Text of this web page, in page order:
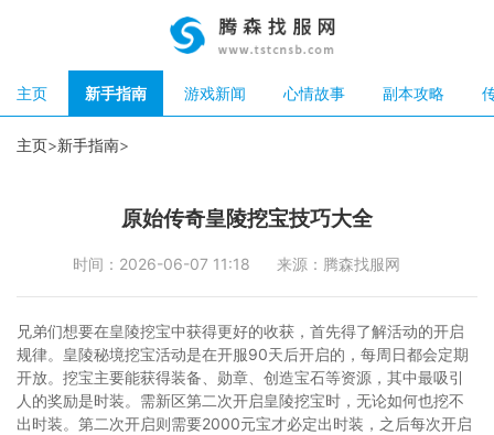
主页 新手指南 游戏新闻 心情故事 副本攻略
主页>新手指南>
原始传奇皇陵挖宝技巧大全
时间：2026-06-07 11:18 来源：腾森找服网
兄弟们想要在皇陵挖宝中获得更好的收获，首先得了解活动的开启
规律。皇陵秘境挖宝活动是在开服90天后开启的，每周日都会定期
开放。挖宝主要能获得装备、勋章、创造宝石等资源，其中最吸引
人的奖励是时装。需新区第二次开启皇陵挖宝时，无论如何也挖不
出时装。第二次开启则需要2000元宝才必定出时装，之后每次开启